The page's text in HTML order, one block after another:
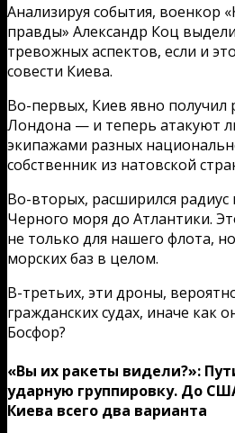
Анализируя события, военкор
правды» Александр Коц
тревожных аспектов, если и
совести Киева.
Во-первых, Киев явно получил
Лондона — и теперь атакуют
экипажами разных
собственник из натовской
Во-вторых, расширился радиус
Черного моря до Атлантики.
не только для нашего флота,
морских баз в целом.
В-третьих, эти дроны,
гражданских судах, иначе как
Босфор?
«Вы их ракеты видели?»:
ударную группировку. До
Киева всего два варианта